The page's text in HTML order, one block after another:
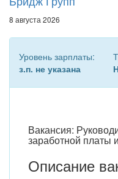
8 августа 2026
Уровень зарплаты:
з.п. не указана
Вакансия:
заработной платы
Описание